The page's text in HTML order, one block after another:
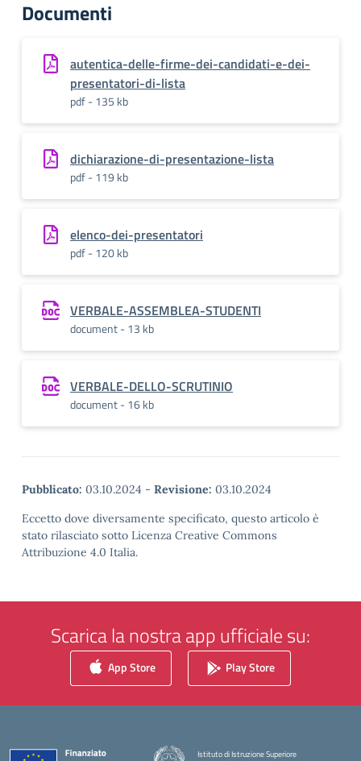
Documenti
autentica-delle-firme-dei-candidati-e-dei-
presentatori-di-lista
pdf - 135 kb
dichiarazione-di-presentazione-lista
pdf - 119 kb
elenco-dei-presentatori
pdf - 120 kb
VERBALE-ASSEMBLEA-STUDENTI
document - 13 kb
VERBALE-DELLO-SCRUTINIO
document - 16 kb
Pubblicato: 03.10.2024 - Revisione: 03.10.2024
Eccetto dove diversamente specificato, questo articolo è
stato rilasciato sotto Licenza Creative Commons
Attribuzione 4.0 Italia.
Scarica la nostra app ufficiale su:
App Store Play Store
Istituto di Istruzione Superiore